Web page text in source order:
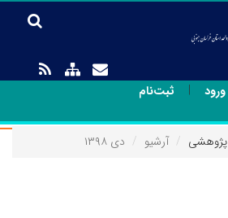
ورود | ثبت‌نام
پژوهشی آرشیو دی ۱۳۹۸